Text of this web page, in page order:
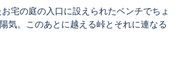
気。このあとに越える峠とそれに連なる